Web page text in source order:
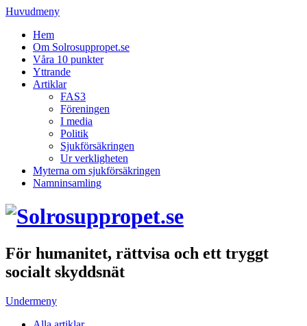
Huvudmeny
Hem
Om Solrosuppropet.se
Våra 10 punkter
Yttrande
Artiklar
FAS3
Föreningen
I media
Politik
Sjukförsäkringen
Ur verkligheten
Myterna om sjukförsäkringen
Namninsamling
För humanitet, rättvisa och ett tryggt
socialt skyddsnät
Undermeny